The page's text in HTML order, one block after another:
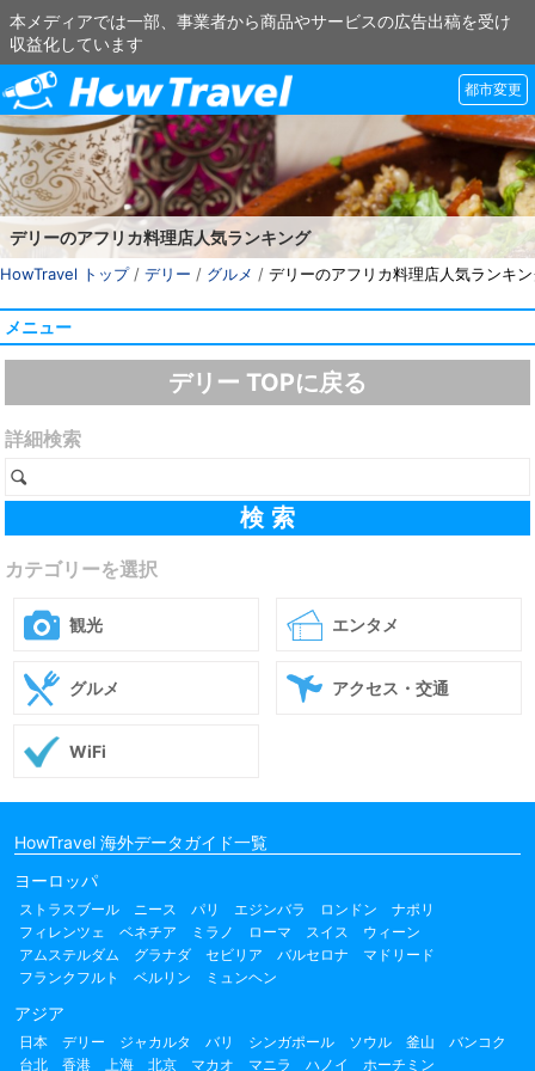
本メディアでは一部、事業者から商品やサービスの広告出稿を受け
収益化しています
都市変更
デリーのアフリカ料理店人気ランキング
HowTravel トップ/ デリー / グルメ / デリーのアフリカ料理店人気ランキ
メニュー
デリー TOPに戻る
詳細検索
カテゴリーを選択
観光 エンタメ
グルメ アクセス・交通
WiFi
HowTravel 海外データガイド一覧
ヨーロッパ
ストラスブール ニース パリ エジンバラ ロンドン
ナポリ
フィレンツェ
ベネチア ミラノ ローマ スイス
ウィーン
アムステルダム
グラナダ セビリア バルセロナ
マドリード
フランクフルト
ベルリン ミュンヘン
アジア
日本 デリー ジャカルタ バリ シンガポール ソウル 釜山
バンコク
台北
香港 上海 北京 マカオ マニラ ハノイ ホーチミン